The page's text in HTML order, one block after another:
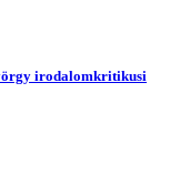
irodalomkritikusi